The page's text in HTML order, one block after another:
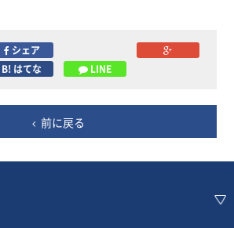
シェア
B! はてな
LINE
前に戻る